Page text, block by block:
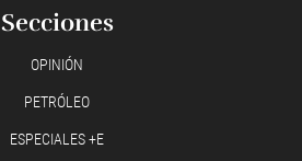
Secciones
OPINIÓN
PETRÓLEO
ESPECIALES +E